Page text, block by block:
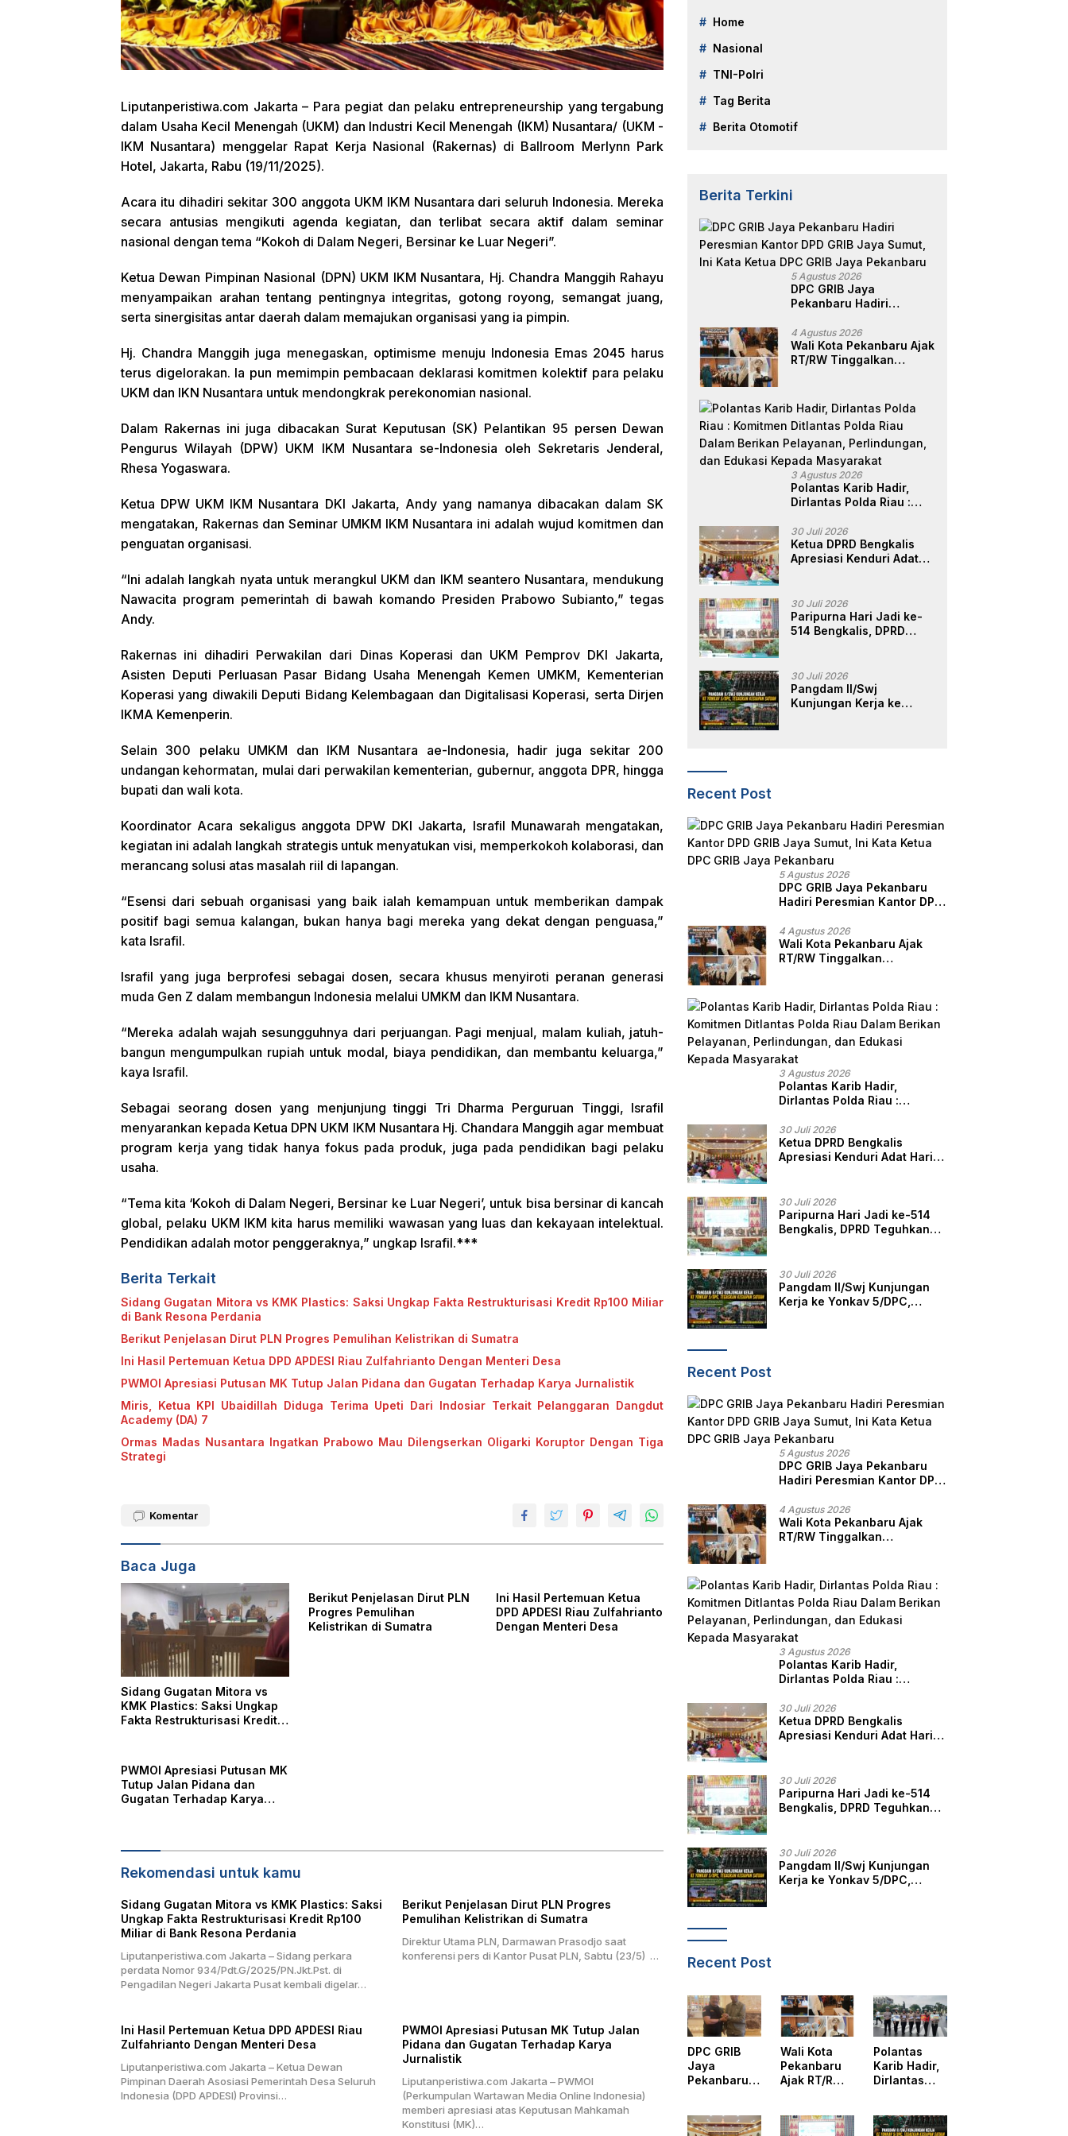
Liputanperistiwa.com Jakarta – Para pegiat dan pelaku entrepreneurship yang tergabung
dalam Usaha Kecil Menengah (UKM) dan Industri Kecil Menengah (IKM) Nusantara/ (UKM -
IKM Nusantara) menggelar Rapat Kerja Nasional (Rakernas) di Ballroom Merlynn Park
Hotel, Jakarta, Rabu (19/11/2025).
Acara itu dihadiri sekitar 300 anggota UKM IKM Nusantara dari seluruh Indonesia. Mereka
secara antusias mengikuti agenda kegiatan, dan terlibat secara aktif dalam seminar
nasional dengan tema “Kokoh di Dalam Negeri, Bersinar ke Luar Negeri”.
Ketua Dewan Pimpinan Nasional (DPN) UKM IKM Nusantara, Hj. Chandra Manggih Rahayu
menyampaikan arahan tentang pentingnya integritas, gotong royong, semangat juang,
serta sinergisitas antar daerah dalam memajukan organisasi yang ia pimpin.
Hj. Chandra Manggih juga menegaskan, optimisme menuju Indonesia Emas 2045 harus
terus digelorakan. Ia pun memimpin pembacaan deklarasi komitmen kolektif para pelaku
UKM dan IKN Nusantara untuk mendongkrak perekonomian nasional.
Dalam Rakernas ini juga dibacakan Surat Keputusan (SK) Pelantikan 95 persen Dewan
Pengurus Wilayah (DPW) UKM IKM Nusantara se-Indonesia oleh Sekretaris Jenderal,
Rhesa Yogaswara.
Ketua DPW UKM IKM Nusantara DKI Jakarta, Andy yang namanya dibacakan dalam SK
mengatakan, Rakernas dan Seminar UMKM IKM Nusantara ini adalah wujud komitmen dan
penguatan organisasi.
“Ini adalah langkah nyata untuk merangkul UKM dan IKM seantero Nusantara, mendukung
Nawacita program pemerintah di bawah komando Presiden Prabowo Subianto,” tegas
Andy.
Rakernas ini dihadiri Perwakilan dari Dinas Koperasi dan UKM Pemprov DKI Jakarta,
Asisten Deputi Perluasan Pasar Bidang Usaha Menengah Kemen UMKM, Kementerian
Koperasi yang diwakili Deputi Bidang Kelembagaan dan Digitalisasi Koperasi, serta Dirjen
IKMA Kemenperin.
Selain 300 pelaku UMKM dan IKM Nusantara ae-Indonesia, hadir juga sekitar 200
undangan kehormatan, mulai dari perwakilan kementerian, gubernur, anggota DPR, hingga
bupati dan wali kota.
Koordinator Acara sekaligus anggota DPW DKI Jakarta, Israfil Munawarah mengatakan,
kegiatan ini adalah langkah strategis untuk menyatukan visi, memperkokoh kolaborasi, dan
merancang solusi atas masalah riil di lapangan.
“Esensi dari sebuah organisasi yang baik ialah kemampuan untuk memberikan dampak
positif bagi semua kalangan, bukan hanya bagi mereka yang dekat dengan penguasa,”
kata Israfil.
Israfil yang juga berprofesi sebagai dosen, secara khusus menyiroti peranan generasi
muda Gen Z dalam membangun Indonesia melalui UMKM dan IKM Nusantara.
“Mereka adalah wajah sesungguhnya dari perjuangan. Pagi menjual, malam kuliah, jatuh-
bangun mengumpulkan rupiah untuk modal, biaya pendidikan, dan membantu keluarga,”
kaya Israfil.
Sebagai seorang dosen yang menjunjung tinggi Tri Dharma Perguruan Tinggi, Israfil
menyarankan kepada Ketua DPN UKM IKM Nusantara Hj. Chandara Manggih agar membuat
program kerja yang tidak hanya fokus pada produk, juga pada pendidikan bagi pelaku
usaha.
“Tema kita ‘Kokoh di Dalam Negeri, Bersinar ke Luar Negeri’, untuk bisa bersinar di kancah
global, pelaku UKM IKM kita harus memiliki wawasan yang luas dan kekayaan intelektual.
Pendidikan adalah motor penggeraknya,” ungkap Israfil.***
Berita Terkait
Sidang Gugatan Mitora vs KMK Plastics: Saksi Ungkap Fakta Restrukturisasi Kredit Rp100 Miliar
di Bank Resona Perdania
Berikut Penjelasan Dirut PLN Progres Pemulihan Kelistrikan di Sumatra
Ini Hasil Pertemuan Ketua DPD APDESI Riau Zulfahrianto Dengan Menteri Desa
PWMOI Apresiasi Putusan MK Tutup Jalan Pidana dan Gugatan Terhadap Karya Jurnalistik
Miris, Ketua KPI Ubaidillah Diduga Terima Upeti Dari Indosiar Terkait Pelanggaran Dangdut
Academy (DA) 7
Ormas Madas Nusantara Ingatkan Prabowo Mau Dilengserkan Oligarki Koruptor Dengan Tiga
Strategi
Komentar
Baca Juga
Sidang Gugatan Mitora vs
KMK Plastics: Saksi Ungkap
Fakta Restrukturisasi Kredit
Berikut Penjelasan Dirut PLN
Progres Pemulihan
Kelistrikan di Sumatra
Ini Hasil Pertemuan Ketua
DPD APDESI Riau Zulfahrianto
Dengan Menteri Desa
PWMOI Apresiasi Putusan MK
Tutup Jalan Pidana dan
Gugatan Terhadap Karya
Rekomendasi untuk kamu
Sidang Gugatan Mitora vs KMK Plastics: Saksi
Ungkap Fakta Restrukturisasi Kredit Rp100
Miliar di Bank Resona Perdania
Liputanperistiwa.com Jakarta – Sidang perkara
perdata Nomor 934/Pdt.G/2025/PN.Jkt.Pst. di
Pengadilan Negeri Jakarta Pusat kembali digelar…
Berikut Penjelasan Dirut PLN Progres
Pemulihan Kelistrikan di Sumatra
Direktur Utama PLN, Darmawan Prasodjo saat
konferensi pers di Kantor Pusat PLN, Sabtu (23/5) …
Ini Hasil Pertemuan Ketua DPD APDESI Riau
Zulfahrianto Dengan Menteri Desa
Liputanperistiwa.com Jakarta – Ketua Dewan
Pimpinan Daerah Asosiasi Pemerintah Desa Seluruh
Indonesia (DPD APDESI) Provinsi…
PWMOI Apresiasi Putusan MK Tutup Jalan
Pidana dan Gugatan Terhadap Karya
Jurnalistik
Liputanperistiwa.com Jakarta – PWMOI
(Perkumpulan Wartawan Media Online Indonesia)
memberi apresiasi atas Keputusan Mahkamah
Konstitusi (MK)…
Home
Nasional
TNI-Polri
Tag Berita
Berita Otomotif
Berita Terkini
5 Agustus 2026
DPC GRIB Jaya
Pekanbaru Hadiri
GRIB Jaya Sumut, Ini
Kata Ketua DPC GRIB
Jaya Pekanbaru
4 Agustus 2026
Wali Kota Pekanbaru Ajak
RT/RW Tinggalkan
3 Agustus 2026
Polantas Karib Hadir,
Dirlantas Polda Riau :
Riau Dalam Berikan
Pelayanan,
Perlindungan, dan
30 Juli 2026
Ketua DPRD Bengkalis
Apresiasi Kenduri Adat
Melayu
30 Juli 2026
Paripurna Hari Jadi ke-
514 Bengkalis, DPRD
Junjungan
30 Juli 2026
Pangdam II/Swj
Kunjungan Kerja ke
Recent Post
5 Agustus 2026
DPC GRIB Jaya Pekanbaru
Hadiri Peresmian Kantor DPD
Ketua DPC GRIB Jaya
Pekanbaru
4 Agustus 2026
Wali Kota Pekanbaru Ajak
RT/RW Tinggalkan
3 Agustus 2026
Polantas Karib Hadir,
Dirlantas Polda Riau :
Riau Dalam Berikan
Pelayanan, Perlindungan,
dan Edukasi Kepada
30 Juli 2026
Ketua DPRD Bengkalis
Apresiasi Kenduri Adat Hari
30 Juli 2026
Paripurna Hari Jadi ke-514
Bengkalis, DPRD Teguhkan
30 Juli 2026
Pangdam II/Swj Kunjungan
Kerja ke Yonkav 5/DPC,
Recent Post
5 Agustus 2026
DPC GRIB Jaya Pekanbaru
Hadiri Peresmian Kantor DPD
Ketua DPC GRIB Jaya
Pekanbaru
4 Agustus 2026
Wali Kota Pekanbaru Ajak
RT/RW Tinggalkan
3 Agustus 2026
Polantas Karib Hadir,
Dirlantas Polda Riau :
Riau Dalam Berikan
Pelayanan, Perlindungan,
dan Edukasi Kepada
30 Juli 2026
Ketua DPRD Bengkalis
Apresiasi Kenduri Adat Hari
30 Juli 2026
Paripurna Hari Jadi ke-514
Bengkalis, DPRD Teguhkan
30 Juli 2026
Pangdam II/Swj Kunjungan
Kerja ke Yonkav 5/DPC,
Recent Post
DPC GRIB
Jaya
Pekanbaru
Kantor DPD
Wali Kota
Pekanbaru
Ajak RT/RW
Fokus
Polantas
Karib Hadir,
Dirlantas
Ditlantas